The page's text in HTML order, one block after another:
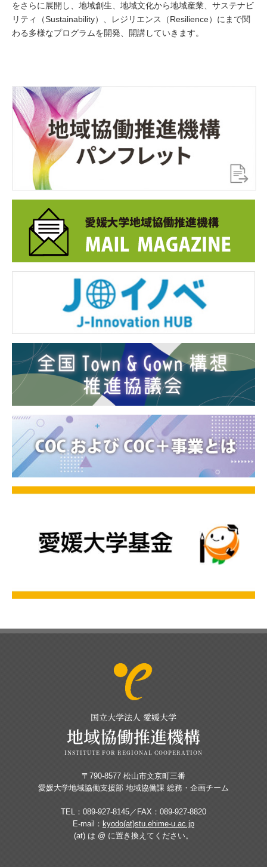
をさらに展開し、地域創生、地域文化から地域産業、サステナビ
リティ（Sustainability）、レジリエンス（Resilience）にまで関
わる多様なプログラムを開発、開講していきます。
国立大学法人 愛媛大学
地域協働推進機構
INSTITUTE FOR REGIONAL COOPERATION
〒790-8577 松山市文京町三番
愛媛大学地域協働支援部 地域協働課 総務・企画チーム
TEL：089-927-8145／FAX：089-927-8820
E-mail： kyodo(at)stu.ehime-u.ac.jp
(at) は @ に置き換えてください。